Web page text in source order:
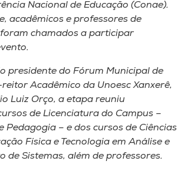
Nacional de Educação (Conae).
acadêmicos e professores de
chamados a participar
presidente do Fórum Municipal de
Acadêmico da Unoesc Xanxerê,
Luiz Orço, a etapa reuniu
de Licenciatura do Campus –
Pedagogia – e dos cursos de Ciências
Física e Tecnologia em Análise e
de Sistemas, além de professores.